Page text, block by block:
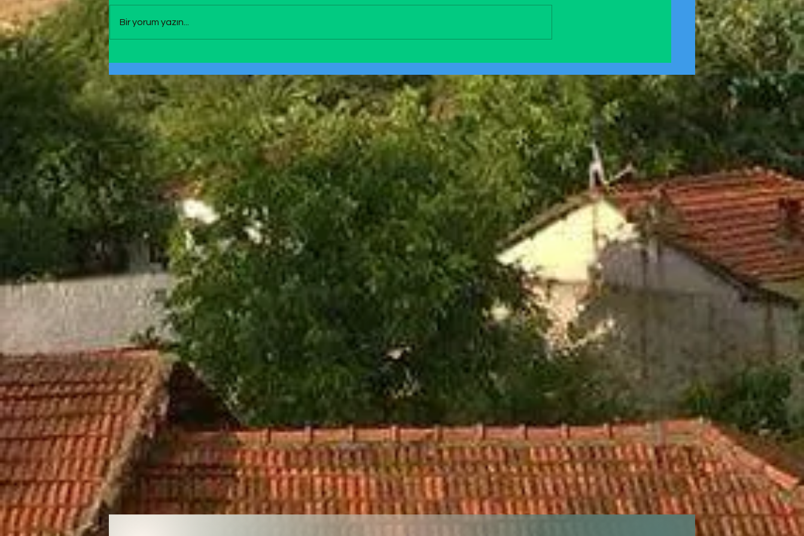
kaba toplanır yaş maya tutmak
için. “Oh bee!! bugün okul yok
sağlığı gibi. Bir gövde, bir kuyruk
YAŞ TORBA
Bir yorum yazın...